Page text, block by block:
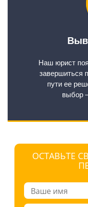
Наш юрист
завершиться
пути ее
выбор
ОСТАВЬТЕ